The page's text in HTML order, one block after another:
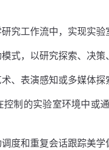
究工作流中，实现实验
式，以研究探索、决策
、表演感知或多媒体探
控制的实验室环境中或
度和重复会话跟踪美学